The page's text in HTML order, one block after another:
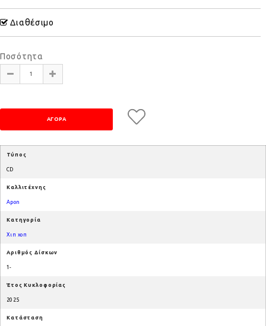
Διαθέσιμο
Ποσότητα
Τύπος
CD
Καλλιτέχνης
Apon
Κατηγορία
Χιπ χοπ
Αριθμός Δίσκων
1-
Έτος Κυκλοφορίας
2025
Κατάσταση